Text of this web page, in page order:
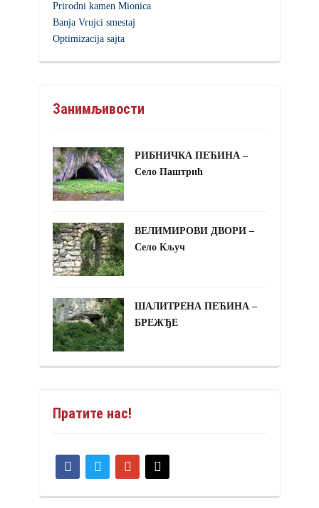
Prirodni kamen Mionica
Banja Vrujci smestaj
Optimizacija sajta
Занимљивости
РИБНИЧКА ПЕЋИНА –
Село Паштрић
ВЕЛИМИРОВИ ДВОРИ –
Село Кључ
ШАЛИТРЕНА ПЕЋИНА –
БРЕЖЂЕ
Пратите нас!
facebook twitter google mail